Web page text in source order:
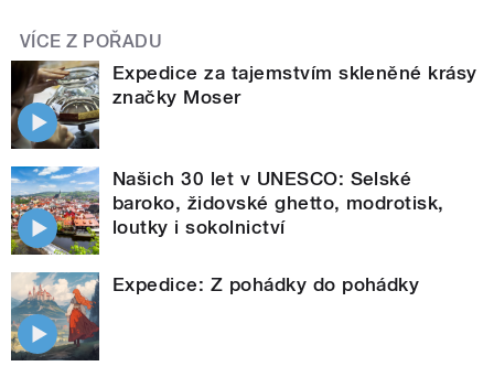
VÍCE Z POŘADU
Expedice za tajemstvím skleněné krásy
značky Moser
Našich 30 let v UNESCO: Selské
baroko, židovské ghetto, modrotisk,
loutky i sokolnictví
Expedice: Z pohádky do pohádky